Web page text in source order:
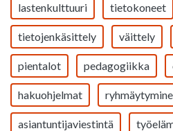
lastenkulttuuri tietokoneet
tietojenkäsittely väittely
pientalot pedagogiikka
hakuohjelmat
asiantuntijaviestintä